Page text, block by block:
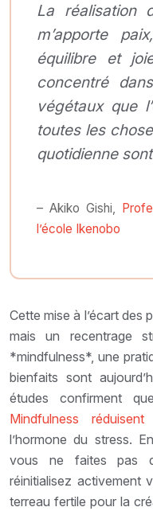
La réalisation
m’apporte
équilibre et
concentré
végétaux que
toutes les
quotidienne
– Akiko Gishi,
l’école Ikenobo
Cette mise à l’écart des
mais un recentrage
*mindfulness*, une
bienfaits sont
études confirment
Mindfulness
l’hormone du stress.
vous ne faites pas
réinitialisez activement
terreau fertile pour la